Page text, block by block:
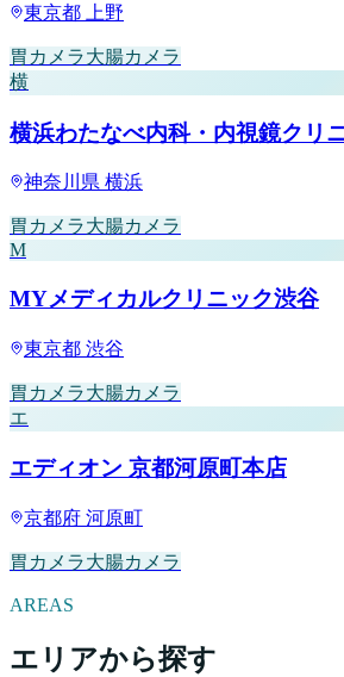
東京都 上野
胃カメラ大腸カメラ
横
横浜わたなべ内科・内視鏡クリ
神奈川県 横浜
胃カメラ大腸カメラ
M
MYメディカルクリニック渋谷
東京都 渋谷
胃カメラ大腸カメラ
エ
エディオン 京都河原町本店
京都府 河原町
胃カメラ大腸カメラ
AREAS
エリアから探す